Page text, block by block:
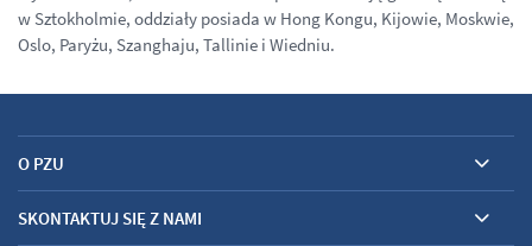
w Sztokholmie, oddziały posiada w Hong Kongu, Kijowie, Moskwie,
Oslo, Paryżu, Szanghaju, Tallinie i Wiedniu.
O PZU
SKONTAKTUJ SIĘ Z NAMI